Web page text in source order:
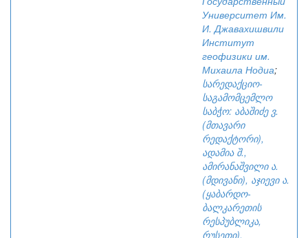
Университет Им.
И. Джавахишвили
Институт
геофизики им.
Михаила Нодиа;
სარედაქციო-
საგამომცემლო
საბჭო: აბაშიძე ვ.
(მთავარი
რედაქტორი),
ადამია შ.,
ამირანაშვილი ა.
(მდივანი), აჯიევი ა.
(ყაბარდო-
ბალკარეთის
რესპუბლიკა,
რუსეთი),